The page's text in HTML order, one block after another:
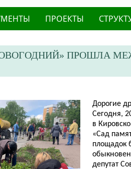
ПРОЕКТЫ
ПРОШЛА
Дорогие
Сегодня,
в
«Сад
площадок
депутат